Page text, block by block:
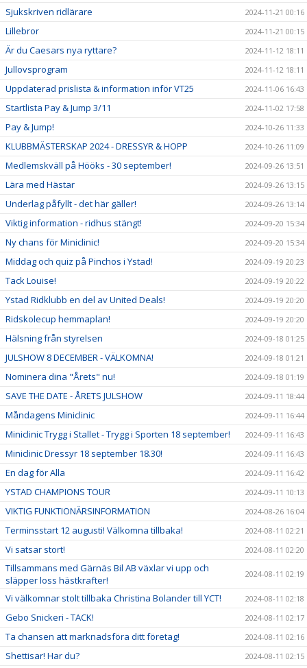
Sjukskriven ridlärare 2024-11-21 00:16
Lillebror 2024-11-21 00:15
Är du Caesars nya ryttare? 2024-11-12 18:11
Jullovsprogram 2024-11-12 18:11
Uppdaterad prislista & information inför VT25 2024-11-06 16:43
Startlista Pay & Jump 3/11 2024-11-02 17:58
Pay & Jump! 2024-10-26 11:33
KLUBBMÄSTERSKAP 2024 - DRESSYR & HOPP 2024-10-26 11:09
Medlemskväll på Hööks - 30 september! 2024-09-26 13:51
Lära med Hästar 2024-09-26 13:15
Underlag påfyllt - det här gäller! 2024-09-26 13:14
Viktig information - ridhus stängt! 2024-09-20 15:34
Ny chans för Miniclinic! 2024-09-20 15:34
Middag och quiz på Pinchos i Ystad! 2024-09-19 20:23
Tack Louise! 2024-09-19 20:22
Ystad Ridklubb en del av United Deals! 2024-09-19 20:20
Ridskolecup hemmaplan! 2024-09-19 20:20
Hälsning från styrelsen 2024-09-18 01:25
JULSHOW 8 DECEMBER - VÄLKOMNA! 2024-09-18 01:21
Nominera dina "Årets" nu! 2024-09-18 01:19
SAVE THE DATE - ÅRETS JULSHOW 2024-09-11 18:44
Måndagens Miniclinic 2024-09-11 16:44
Miniclinic Trygg i Stallet - Trygg i Sporten 18 september! 2024-09-11 16:43
Miniclinic Dressyr 18 september 18.30! 2024-09-11 16:43
En dag för Alla 2024-09-11 16:42
YSTAD CHAMPIONS TOUR 2024-09-11 10:13
VIKTIG FUNKTIONÄRSINFORMATION 2024-08-26 16:04
Terminsstart 12 augusti! Välkomna tillbaka! 2024-08-11 02:21
Vi satsar stort! 2024-08-11 02:20
Tillsammans med Gärnäs Bil AB växlar vi upp och
släpper loss hästkrafter!
2024-08-11 02:19
Vi välkomnar stolt tillbaka Christina Bolander till YCT! 2024-08-11 02:18
Gebo Snickeri - TACK! 2024-08-11 02:17
Ta chansen att marknadsföra ditt företag! 2024-08-11 02:16
Shettisar! Har du? 2024-08-11 02:15